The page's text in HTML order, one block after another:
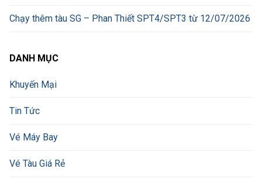
Chạy thêm tàu SG – Phan Thiết SPT4/SPT3 từ 12/07/2026
DANH MỤC
Khuyến Mại
Tin Tức
Vé Máy Bay
Vé Tàu Giá Rẻ